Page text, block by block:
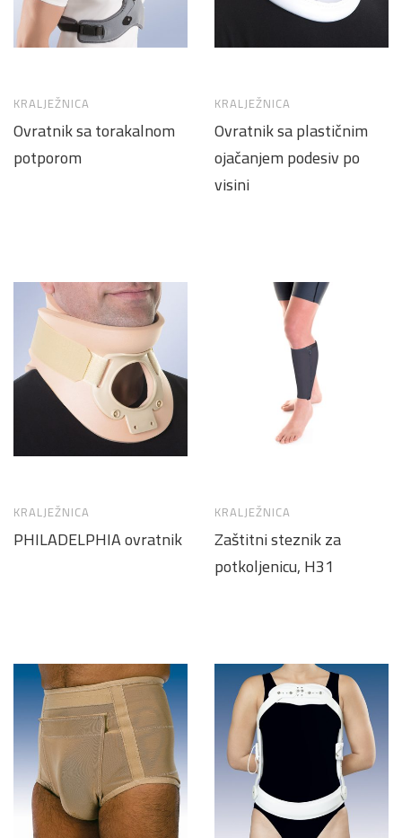
KRALJEŽNICA
Ovratnik sa torakalnom
potporom
KRALJEŽNICA
Ovratnik sa plastičnim
ojačanjem podesiv po
visini
KRALJEŽNICA
PHILADELPHIA ovratnik
KRALJEŽNICA
Zaštitni steznik za
potkoljenicu, H31